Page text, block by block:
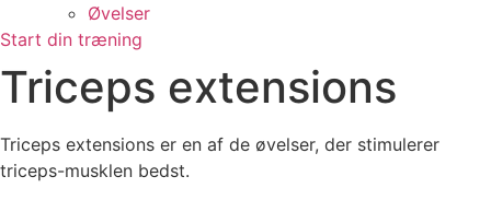
Øvelser
Start din træning
Triceps extensions
Triceps extensions er en af de øvelser, der stimulerer
triceps-musklen bedst.